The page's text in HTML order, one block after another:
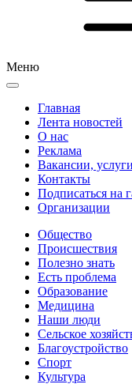
Меню
Главная
Лента новостей
О нас
Реклама
Вакансии, услуги
Контакты
Подписаться на
Организации
Общество
Происшествия
Полезно знать
Есть проблема
Образование
Медицина
Наши люди
Сельское
Благоустройство
Спорт
Культура